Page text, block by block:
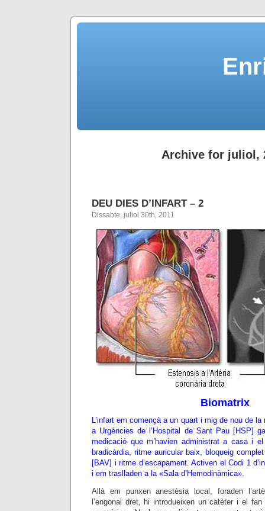
Archive for juliol,
DEU DIES D’INFART – 2
Dissabte, juliol 30th, 2011
Biomatrix
L’infart em començà a un quart i mig de nou de
a Urgències de l’Hospital de Sant Pau [HSP]
medicació que m’havien administrat a casa i el
bradicàrdia, ritme auricular baix, bloqueig
[BAV] i ritme d’escapament. Activen el Codi 1
i em traslladen a la «Sala d’Hemodinàmica».
Allà em punxen anestèsia local, foraden
l’engonal dret, hi introdueixen un catèter i el